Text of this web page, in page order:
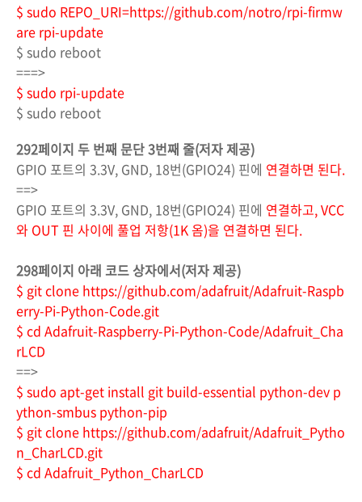
$ sudo REPO_URI=https://github.com/notro/rpi-firmw
are rpi-update
$ sudo reboot
===>
$ sudo rpi-update
$ sudo reboot
292페이지 두 번째 문단 3번째 줄(저자 제공)
GPIO 포트의 3.3V, GND, 18번(GPIO24) 핀에 연결하면 된다.
==>
GPIO 포트의 3.3V, GND, 18번(GPIO24) 핀에 연결하고, VCC
와 OUT 핀 사이에 풀업 저항(1K 옴)을 연결하면 된다.
298페이지 아래 코드 상자에서(저자 제공)
$ git clone https://github.com/adafruit/Adafruit-Raspb
erry-Pi-Python-Code.git
$ cd Adafruit-Raspberry-Pi-Python-Code/Adafruit_Cha
rLCD
==>
$ sudo apt-get install git build-essential python-dev p
ython-smbus python-pip
$ git clone https://github.com/adafruit/Adafruit_Pytho
n_CharLCD.git
$ cd Adafruit_Python_CharLCD